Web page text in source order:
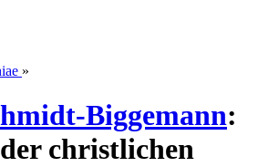
»
Biggemann:
christlichen